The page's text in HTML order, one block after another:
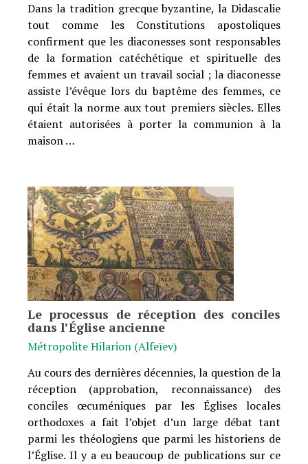
Dans la tradition grecque byzantine, la Didascalie
tout comme les Constitutions apostoliques
confirment que les diaconesses sont responsables
de la formation catéchétique et spirituelle des
femmes et avaient un travail social ; la diaconesse
assiste l’évêque lors du baptême des femmes, ce
qui était la norme aux tout premiers siècles. Elles
étaient autorisées à porter la communion à la
maison …
Le processus de réception des conciles
dans l’Église ancienne
Métropolite Hilarion (Alfeïev)
Au cours des dernières décennies, la question de la
réception (approbation, reconnaissance) des
conciles œcuméniques par les Églises locales
orthodoxes a fait l’objet d’un large débat tant
parmi les théologiens que parmi les historiens de
l’Église. Il y a eu beaucoup de publications sur ce